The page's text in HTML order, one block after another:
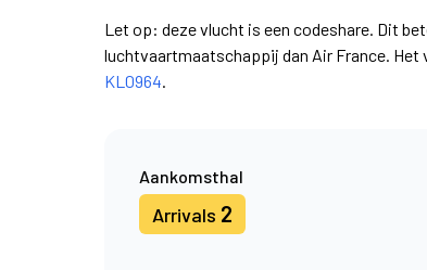
Let op: deze vlucht is een codeshare. Dit
luchtvaartmaatschappij dan Air France.
KL0964.
Aankomsthal
Arrivals 2